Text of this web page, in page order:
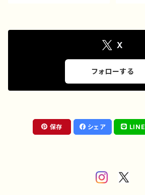
ノンブランド オリジナル デザ
に導かれて J1-9
X
フォローする
保存 シェア LINE